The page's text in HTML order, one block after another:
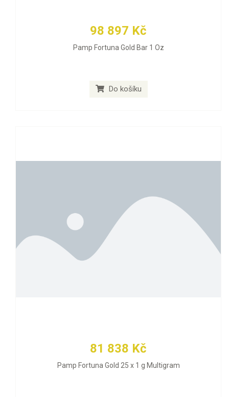
98 897 Kč
Pamp Fortuna Gold Bar 1 Oz
Do košíku
81 838 Kč
Pamp Fortuna Gold 25 x 1 g Multigram